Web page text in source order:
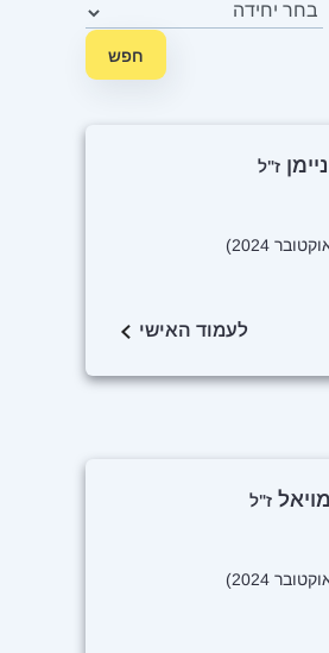
חיל
חפש
ז"ל
לעמוד האישי
ז"ל